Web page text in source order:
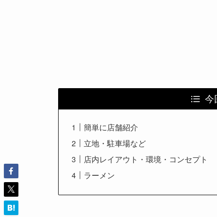
今
簡単に店舗紹介
立地・駐車場など
店内レイアウト・環境・コンセプト
ラーメン